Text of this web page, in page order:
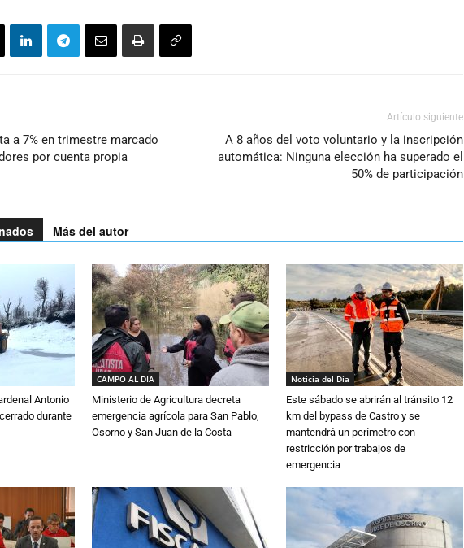
a 7% en trimestre marcado
por cuenta propia
Artículo siguiente
A 8 años del voto voluntario y la inscripción
automática: Ninguna elección ha superado el
50% de participación
Más del autor
Antonio
durante
CAMPO AL DIA
Ministerio de Agricultura decreta
emergencia agrícola para San Pablo,
Osorno y San Juan de la Costa
Noticia del Día
Este sábado se abrirán al tránsito 12
km del bypass de Castro y se
mantendrá un perímetro con
restricción por trabajos de
emergencia